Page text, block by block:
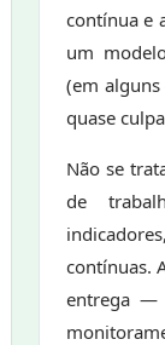
contínua e
um
(em
quase
Não se
de
contínuas.
entrega —